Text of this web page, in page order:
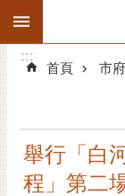
跳到主要內容區塊
搜
階
精彩府城
:::
:::
首頁 市
舉行「白
程」第二